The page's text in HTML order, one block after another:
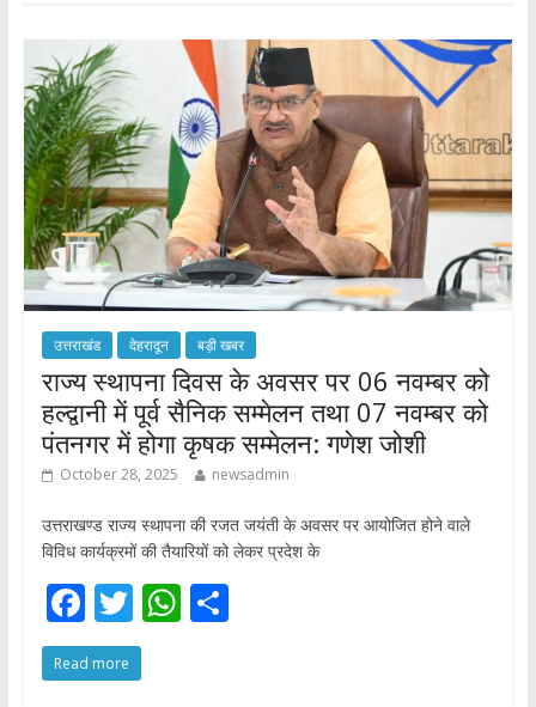
o
o
k
A
p
p
उत्तराखंड देहरादून बड़ी खबर
राज्य स्थापना दिवस के अवसर पर 06 नवम्बर को
हल्द्वानी में पूर्व सैनिक सम्मेलन तथा 07 नवम्बर को
पंतनगर में होगा कृषक सम्मेलन: गणेश जोशी
October 28, 2025 newsadmin
उत्तराखण्ड राज्य स्थापना की रजत जयंती के अवसर पर आयोजित होने वाले
विविध कार्यक्रमों की तैयारियों को लेकर प्रदेश के
F
ac
e
T
w
itt
W S
Read more